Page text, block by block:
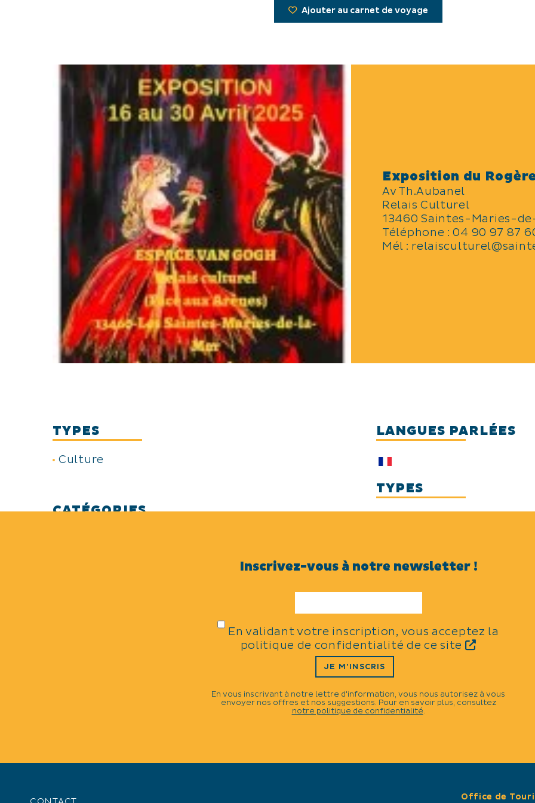
Ajouter au carnet de voyage
Exposition du
Av Th.Aubanel
Relais Culturel
13460 Saintes-Maries-
Téléphone :04 90 97 87
Mél :
TYPES
Culture
CATÉGORIES
DATES DE LA MANIFESTATION
LANGUES PARLÉES
TYPES
CATÉGORIES
Exposition
Inscrivez-vous à notre newsletter !
En validant votre inscription, vous acceptez la
politique de confidentialité de ce site
JE M'INSCRIS
En vous inscrivant à notre lettre d'information, vous nous autorisez à vous
envoyer nos offres et nos suggestions. Pour en savoir plus, consultez
notre politique de confidentialité.
Office de